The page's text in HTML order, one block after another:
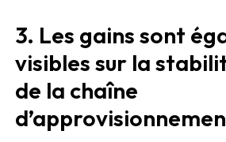
3. Les gains sont
visibles sur la
de la chaîne